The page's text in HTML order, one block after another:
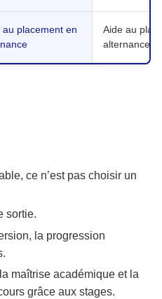
au placement en
Aide au
alternance
ce n’est pas choisir un
sortie.
la progression
maîtrise académique et la
grâce aux stages.